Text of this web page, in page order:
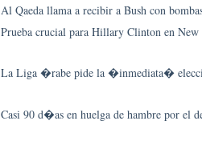
Al Qaeda llama a recibir a Bush con
Prueba crucial para Hillary Clinton en New
La Liga �rabe pide la �inmediata�
Casi 90 d�as en huelga de hambre por el